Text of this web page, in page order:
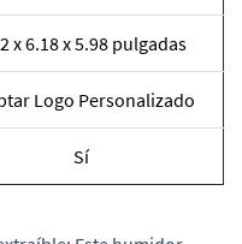
x 6.18 x 5.98 pulgadas
Logo Personalizado
Sí